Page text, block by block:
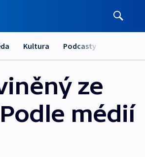
Kultura Podcasty
ze
médií